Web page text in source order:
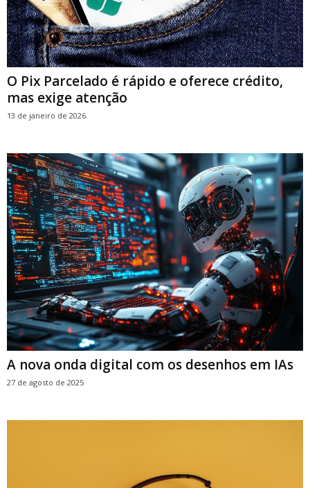
O Pix Parcelado é rápido e oferece crédito,
mas exige atenção
13 de janeiro de 2026
A nova onda digital com os desenhos em IAs
27 de agosto de 2025